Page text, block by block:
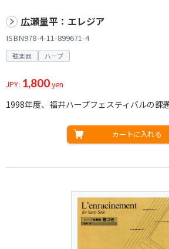
広瀬量平：エレジア
ISBN978-4-11-899671-4
弦楽器 ハープ
JPY: 1,800yen
1998年度、福井ハープフェスティバルの課
カートに入れる